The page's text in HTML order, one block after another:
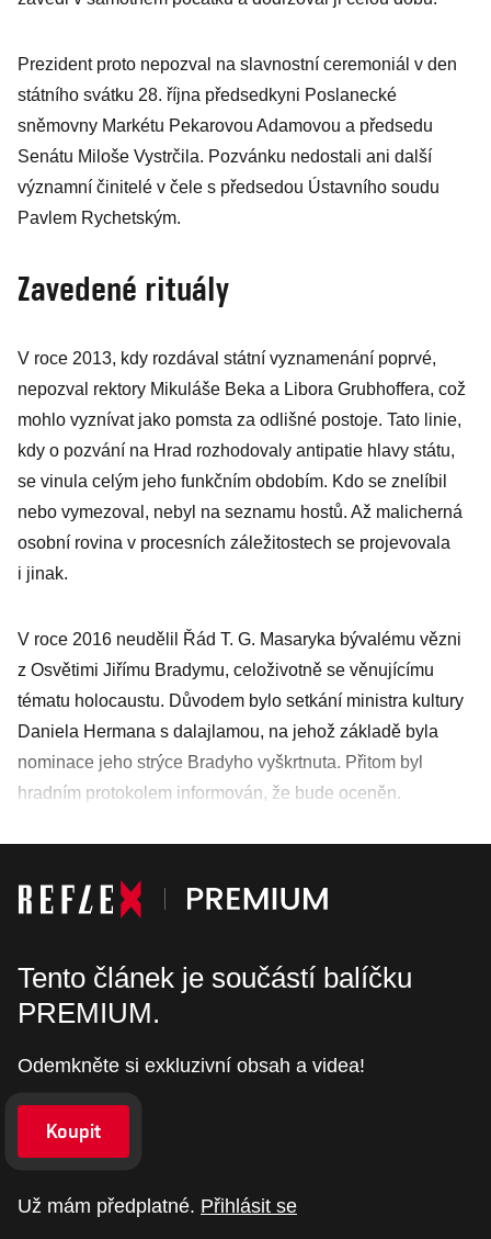
Prezident proto nepozval na slavnostní ceremoniál v den
státního svátku 28. října předsedkyni Poslanecké
sněmovny Markétu Pekarovou Adamovou a předsedu
Senátu Miloše Vystrčila. Pozvánku nedostali ani další
významní činitelé v čele s před­sedou Ústavního soudu
Pavlem ­Rychetským.
Zavedené rituály
V roce 2013, kdy rozdával státní vyznamenání poprvé,
nepozval rektory Mikuláše Beka a Libora Grubhoffera, což
mohlo vyznívat jako pomsta za odlišné postoje. Tato linie,
kdy o pozvání na Hrad rozhodovaly antipatie hlavy státu,
se vinula celým jeho funkčním obdobím. Kdo se znelíbil
nebo vymezoval, nebyl na seznamu hostů. Až malicherná
osobní rovina v procesních záležitostech se projevo­vala
i jinak.
V roce 2016 neudělil Řád T. G. Ma­saryka bývalému vězni
z Osvětimi Jiřímu Bradymu, celoživotně se věnujícímu
tématu holocaustu. Důvodem bylo setkání ministra kultury
Daniela Hermana s dalajlamou, na jehož základě byla
nominace jeho strýce Bradyho vyškrtnuta. Přitom byl
hradním protokolem informován, že bude oceněn.
Tento článek je součástí balíčku
PREMIUM.
Odemkněte si exkluzivní obsah a videa!
Koupit
Už mám předplatné. Přihlásit se